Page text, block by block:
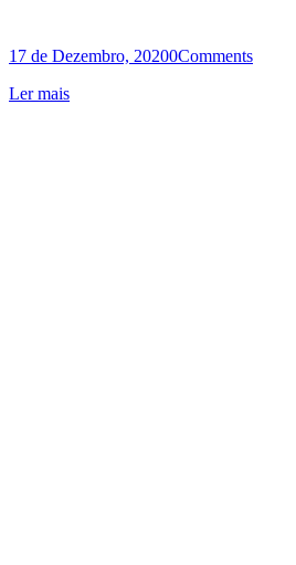
17 de Dezembro, 20200Comments
Ler mais